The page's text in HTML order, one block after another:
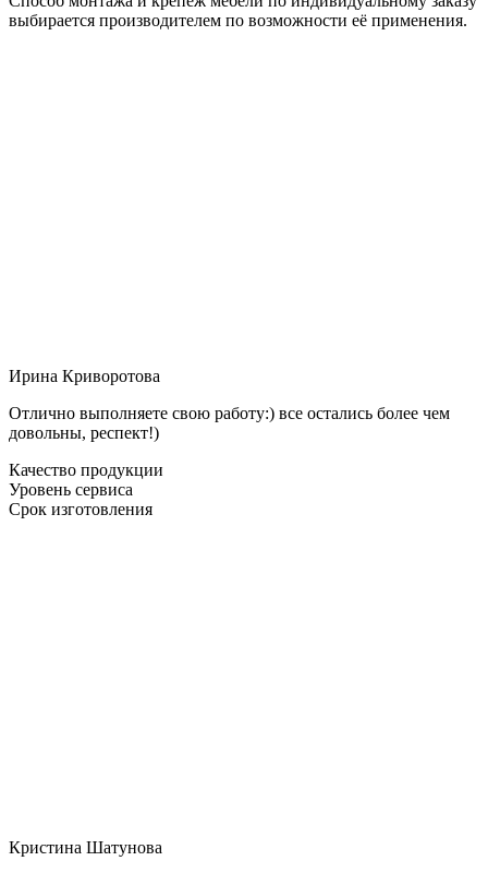
выбирается производителем по возможности её применения.
Ирина Криворотова
Отлично выполняете свою работу:) все остались более чем
довольны, респект!)
Качество продукции
Уровень сервиса
Срок изготовления
Кристина Шатунова